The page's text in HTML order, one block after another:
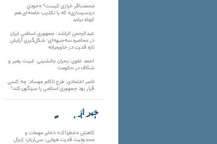
محمدباقر خرازی کیست؟ «خودیِ
دردسرسازی» که با تکذیب خامنه‌ای هم
کوتاه نیامد
عبدالرحمن الراشد: جمهوری اسلامی ایران
در محاصره سه‌جبهه‌ای؛ شکل‌گیری آرایش
تازه قدرت در خاورمیانه
احمد علوی: بحران جانشینی، غیبت رهبر و
شکاف در حکومت
ناصر اعتمادی: طرح ناکام موساد: چه کسی
قرار بود جمهوری اسلامی را سرنگون کند؟
خبر از
تارنماهای دیگر
کاهش «خطرناک» ذخایر مهمات و
محدودیت قدرت هوایی؛ سی‌ان‌ان: ژنرال